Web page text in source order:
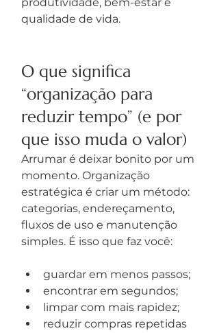
qualidade de vida.
O que significa
“organização para
reduzir tempo” (e por
que isso muda o valor)
Arrumar é deixar bonito por um
momento. Organização
estratégica é criar um método:
categorias, endereçamento,
fluxos de uso e manutenção
simples. É isso que faz você:
guardar em menos passos;
encontrar em segundos;
limpar com mais rapidez;
reduzir compras repetidas